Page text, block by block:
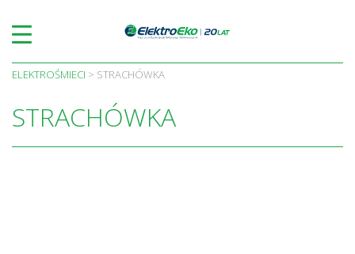
content
ELEKTROŚMIECI > STRACHÓWKA
STRACHÓWKA